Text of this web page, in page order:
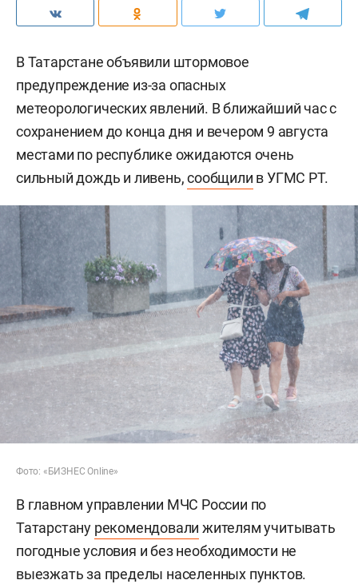
В Татарстане объявили штормовое
предупреждение из-за опасных
метеорологических явлений. В ближайший час с
сохранением до конца дня и вечером 9 августа
местами по республике ожидаются очень
сильный дождь и ливень,сообщили в УГМС РТ.
Фото: «БИЗНЕС Online»
В главном управлении МЧС России по
Татарстану рекомендовали жителям учитывать
погодные условия и без необходимости не
выезжать за пределы населенных пунктов.